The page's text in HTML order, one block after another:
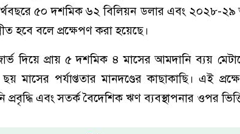
৫০ দশমিক ৬২ বিলিয়ন ডলার এবং ২০২৮-২৯
হবে বলে প্রক্ষেপণ করা হয়েছে।
দিয়ে প্রায় ৫ দশমিক ৪ মাসের আমদানি ব্যয়
মাসের পর্যাপ্ততার মানদণ্ডের কাছাকাছি। এই
প্রবৃদ্ধি এবং সতর্ক বৈদেশিক ঋণ ব্যবস্থাপনার ওপর